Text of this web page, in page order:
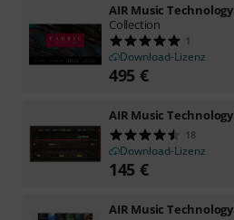
AIR Music Technology
Collection
1
Download-Lizenz
495 €
AIR Music Technology
18
Download-Lizenz
145 €
AIR Music Technology